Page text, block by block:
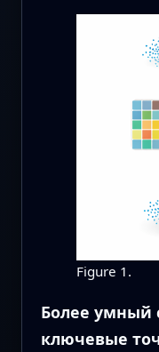
Figure 1.
Более умный
ключевые